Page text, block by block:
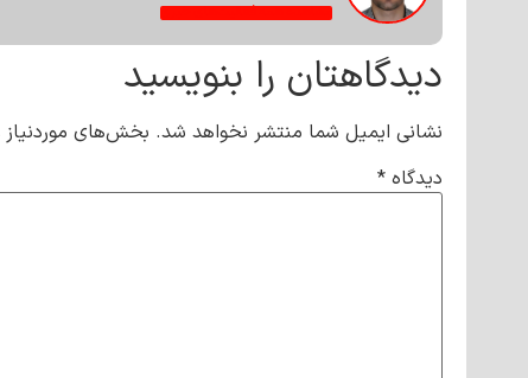
مشاهده همه فعالیت‌های خبری
دیدگاهتان را بنویسید
نشانی ایمیل شما منتشر نخواهد شد. بخش‌های
دیدگاه *